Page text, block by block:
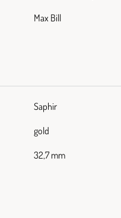
Max Bill
Saphir
gold
32,7 mm